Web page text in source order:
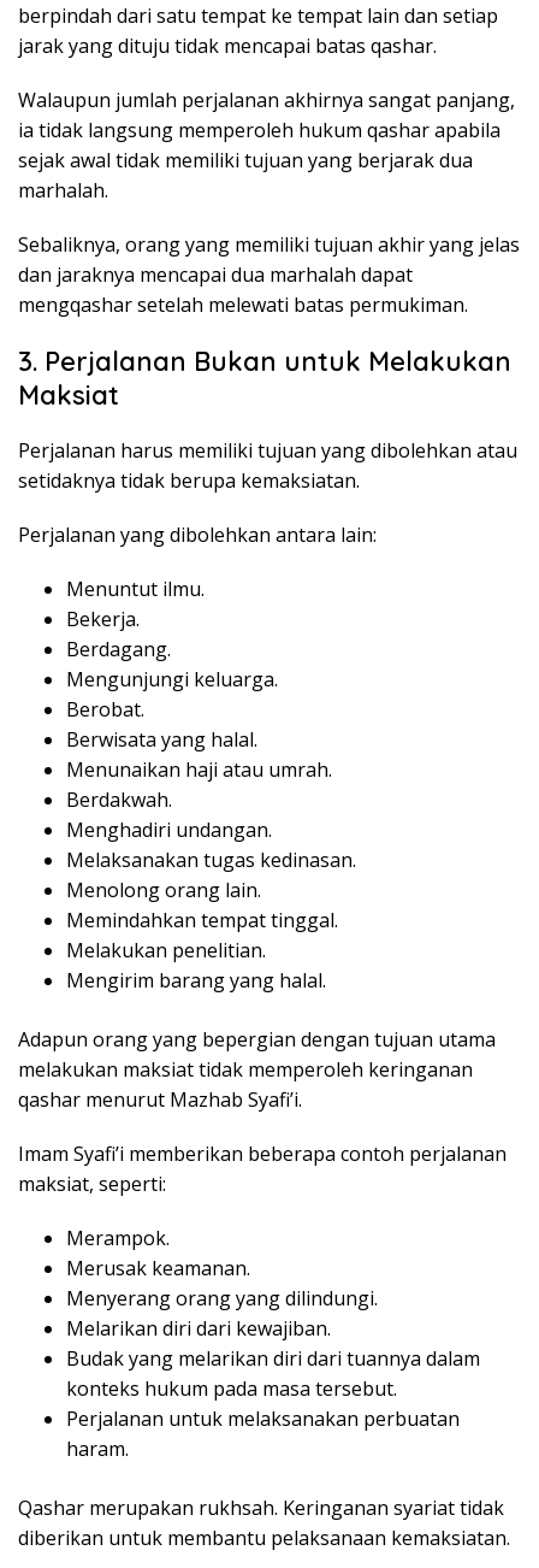
berpindah dari satu tempat ke tempat lain dan setiap
jarak yang dituju tidak mencapai batas qashar.
Walaupun jumlah perjalanan akhirnya sangat panjang,
ia tidak langsung memperoleh hukum qashar apabila
sejak awal tidak memiliki tujuan yang berjarak dua
marhalah.
Sebaliknya, orang yang memiliki tujuan akhir yang jelas
dan jaraknya mencapai dua marhalah dapat
mengqashar setelah melewati batas permukiman.
3. Perjalanan Bukan untuk Melakukan
Maksiat
Perjalanan harus memiliki tujuan yang dibolehkan atau
setidaknya tidak berupa kemaksiatan.
Perjalanan yang dibolehkan antara lain:
Menuntut ilmu.
Bekerja.
Berdagang.
Mengunjungi keluarga.
Berobat.
Berwisata yang halal.
Menunaikan haji atau umrah.
Berdakwah.
Menghadiri undangan.
Melaksanakan tugas kedinasan.
Menolong orang lain.
Memindahkan tempat tinggal.
Melakukan penelitian.
Mengirim barang yang halal.
Adapun orang yang bepergian dengan tujuan utama
melakukan maksiat tidak memperoleh keringanan
qashar menurut Mazhab Syafi’i.
Imam Syafi’i memberikan beberapa contoh perjalanan
maksiat, seperti:
Merampok.
Merusak keamanan.
Menyerang orang yang dilindungi.
Melarikan diri dari kewajiban.
Budak yang melarikan diri dari tuannya dalam
konteks hukum pada masa tersebut.
Perjalanan untuk melaksanakan perbuatan
haram.
Qashar merupakan rukhsah. Keringanan syariat tidak
diberikan untuk membantu pelaksanaan kemaksiatan.